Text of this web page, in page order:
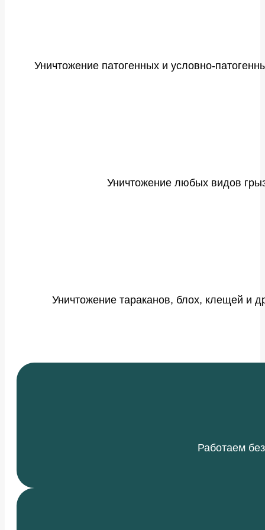
Уничтожение патогенных и условно-
Уничтожение любых видов
Уничтожение тараканов, блох, клещей и
Работаем